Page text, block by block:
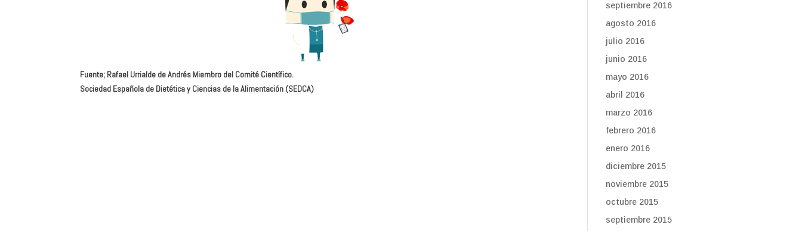
Fuente; Rafael Urrialde de Andrés Miembro del Comité Científico.
Sociedad Española de Dietética y Ciencias de la Alimentación (SEDCA)
septiembre 2016
agosto 2016
julio 2016
junio 2016
mayo 2016
abril 2016
marzo 2016
febrero 2016
enero 2016
diciembre 2015
noviembre 2015
octubre 2015
septiembre 2015